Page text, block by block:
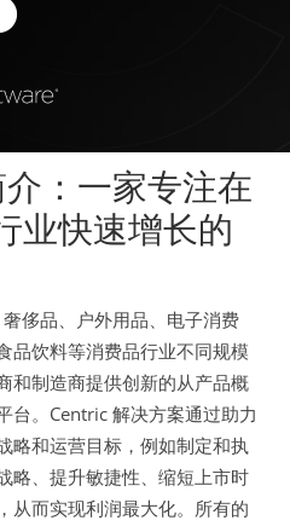
：一家专注在
业快速增长的
侈品、户外用品、电子消费
品饮料等消费品行业不同规模
和制造商提供创新的从产品概
台。Centric 解决方案通过助力
略和运营目标，例如制定和执
略、提升敏捷性、缩短上市时
从而实现利润最大化。所有的